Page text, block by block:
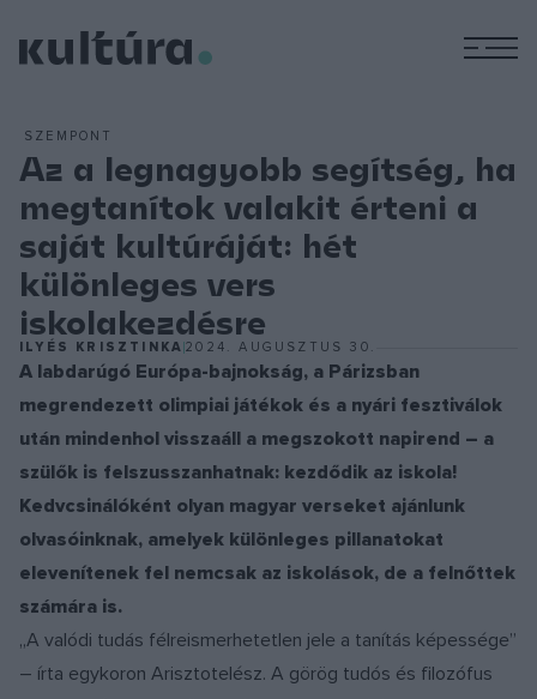
SZEMPONT
Az a legnagyobb segítség, ha
megtanítok valakit érteni a
saját kultúráját: hét
különleges vers
iskolakezdésre
ILYÉS KRISZTINKA2024. AUGUSZTUS 30.
A labdarúgó Európa-bajnokság, a Párizsban
megrendezett olimpiai játékok és a nyári fesztiválok
után mindenhol visszaáll a megszokott napirend – a
szülők is felszusszanhatnak: kezdődik az iskola!
Kedvcsinálóként olyan magyar verseket ajánlunk
olvasóinknak, amelyek különleges pillanatokat
elevenítenek fel nemcsak az iskolások, de a felnőttek
számára is.
„A valódi tudás félreismerhetetlen jele a tanítás képessége”
– írta egykoron Arisztotelész. A görög tudós és filozófus